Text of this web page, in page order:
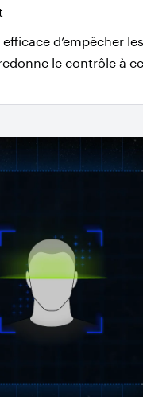
d’empêcher
le contrôle à